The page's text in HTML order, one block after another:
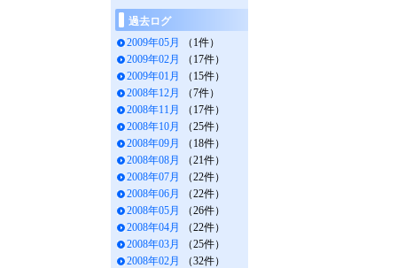
過去ログ
2009年05月
（1件）
2009年02月
（17件）
2009年01月
（15件）
2008年12月
（7件）
2008年11月
（17件）
2008年10月
（25件）
2008年09月
（18件）
2008年08月
（21件）
2008年07月
（22件）
2008年06月
（22件）
2008年05月
（26件）
2008年04月
（22件）
2008年03月
（25件）
2008年02月
（32件）